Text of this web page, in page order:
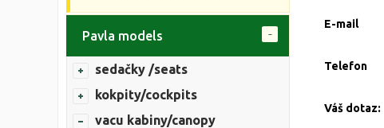
E-mail
Telefon
Váš dotaz:
Pavla models
sedačky /seats
kokpity/cockpits
vacu kabiny/canopy